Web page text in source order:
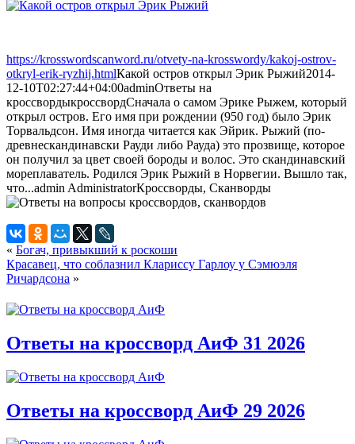
https://krosswordscanword.ru/otvety-na-krosswordy/kakoj-ostrov-
otkryl-erik-ryzhij.htmlКакой остров открыл Эрик Рыжий2014-
12-10T02:27:44+04:00adminОтветы на
кроссвордыкроссвордСначала о самом Эрике Рыжем, который
открыл остров. Его имя при рождении (950 год) было Эрик
Торвальдсон. Имя иногда читается как Эйрик. Рыжий (по-
древнескандинавски Рауди либо Рауда) это прозвище, которое
он получил за цвет своей бороды и волос. Это скандинавский
мореплаватель. Родился Эрик Рыжий в Норвегии. Вышло так,
что...admin AdministratorКроссворды, Сканворды
« Богач, привыкший к роскоши
Красавец, что соблазнил Клариссу Гарлоу у Сэмюэля
Ричардсона »
Ответы на кроссворд АиФ 31 2026
Ответы на кроссворд АиФ 29 2026